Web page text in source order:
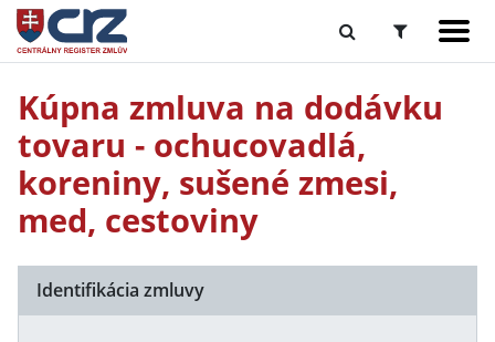
Kúpna zmluva na dodávku
tovaru - ochucovadlá,
koreniny, sušené zmesi,
med, cestoviny
Identifikácia zmluvy